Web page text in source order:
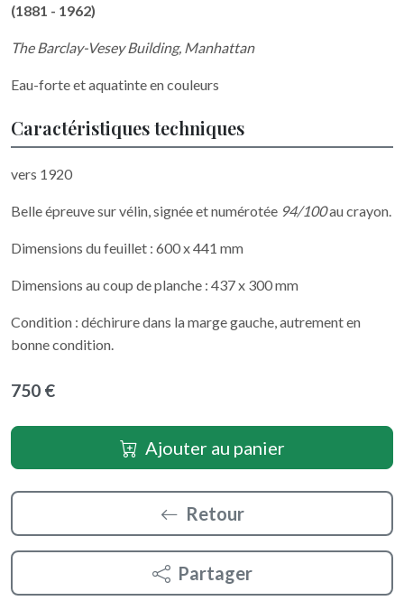
(1881 - 1962)
The Barclay-Vesey Building, Manhattan
Eau-forte et aquatinte en couleurs
Caractéristiques techniques
vers 1920
Belle épreuve sur vélin, signée et numérotée 94/100au crayon.
Dimensions du feuillet : 600 x 441 mm
Dimensions au coup de planche : 437 x 300 mm
Condition : déchirure dans la marge gauche, autrement en
bonne condition.
750 €
Ajouter au panier
Retour
Partager